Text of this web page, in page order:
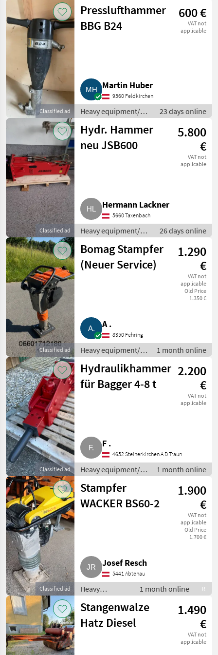
machines / Small
construction devices
Classified ad
Presslufthammer
BBG B24
600 €
VAT not
applicable
Martin Huber
9560 Feldkirchen
Heavy equipment/
construction
machines / Small
construction devices
23 days online
Classified ad
Hydr. Hammer
neu JSB600
5.800
€
VAT not
applicable
Hermann Lackner
5660 Taxenbach
Heavy equipment/
construction
machines / Small
construction devices
26 days online
Classified ad
Bomag Stampfer
(Neuer Service)
1.290
€
VAT not
applicable
Old Price
1.350 €
A .
8350 Fehring
Heavy equipment/
construction
machines / Small
construction
devices
1 month online
Classified ad
Hydraulikhammer
für Bagger 4-8 t
2.200
€
VAT not
applicable
F .
4652 Steinerkirchen A D Traun
Heavy equipment/
construction
machines / Small
construction
devices
1 month online
Classified ad
Stampfer
WACKER BS60-2
1.900
€
VAT not
applicable
Old Price
1.700 €
Josef Resch
5441 Abtenau
Heavy
equipment/
construction
machines /
Small
1 month online R
Stangenwalze
Hatz Diesel
1.490
€
VAT not
applicable